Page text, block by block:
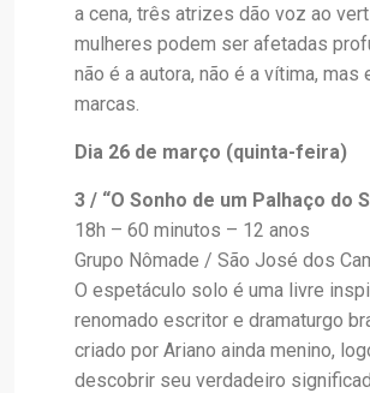
a cena, três atrizes dão voz ao
mulheres podem ser afetadas
não é a autora, não é a vítima,
marcas.
Dia 26 de março (quinta-feira)
3 / “O Sonho de um Palhaço do
18h – 60 minutos – 12 anos
Grupo Nômade / São José dos
O espetáculo solo é uma livre
renomado escritor e dramaturgo
criado por Ariano ainda menino,
descobrir seu verdadeiro